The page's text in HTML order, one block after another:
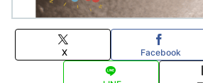
X Facebook